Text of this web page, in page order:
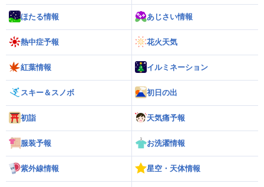
ほたる情報 あじさい情報
熱中症予報 花火天気
紅葉情報 イルミネーション
スキー＆スノボ 初日の出
初詣 天気痛予報
服装予報 お洗濯情報
紫外線情報 星空・天体情報